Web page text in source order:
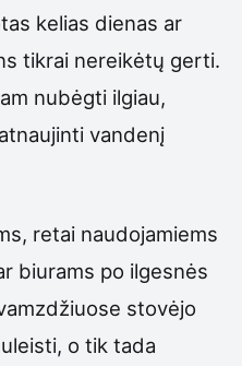
kelias dienas ar
tikrai nereikėtų gerti.
nubėgti ilgiau,
vandenį
retai naudojamiems
biurams po ilgesnės
stovėjo
o tik tada